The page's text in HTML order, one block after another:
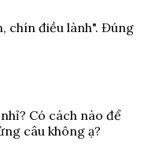
chín điều lành". Đúng
Có cách nào để
câu không ạ?